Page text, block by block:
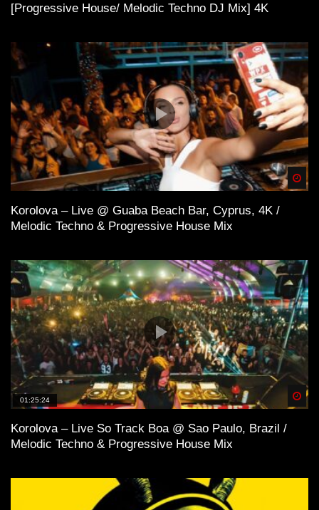
[Progressive House/ Melodic Techno DJ Mix] 4K
Korolova – Live @ Guaba Beach Bar, Cyprus, 4K /
Melodic Techno & Progressive House Mix
01:25:24
Korolova – Live So Track Boa @ Sao Paulo, Brazil /
Melodic Techno & Progressive House Mix